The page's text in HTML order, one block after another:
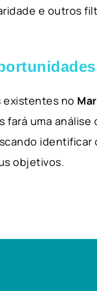
e outros
existentes no
uma análise
objetivos.